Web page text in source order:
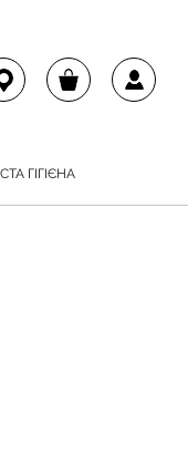
ГІГІЄНА